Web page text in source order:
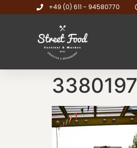
+49 (0) 611 - 94580770
3380197